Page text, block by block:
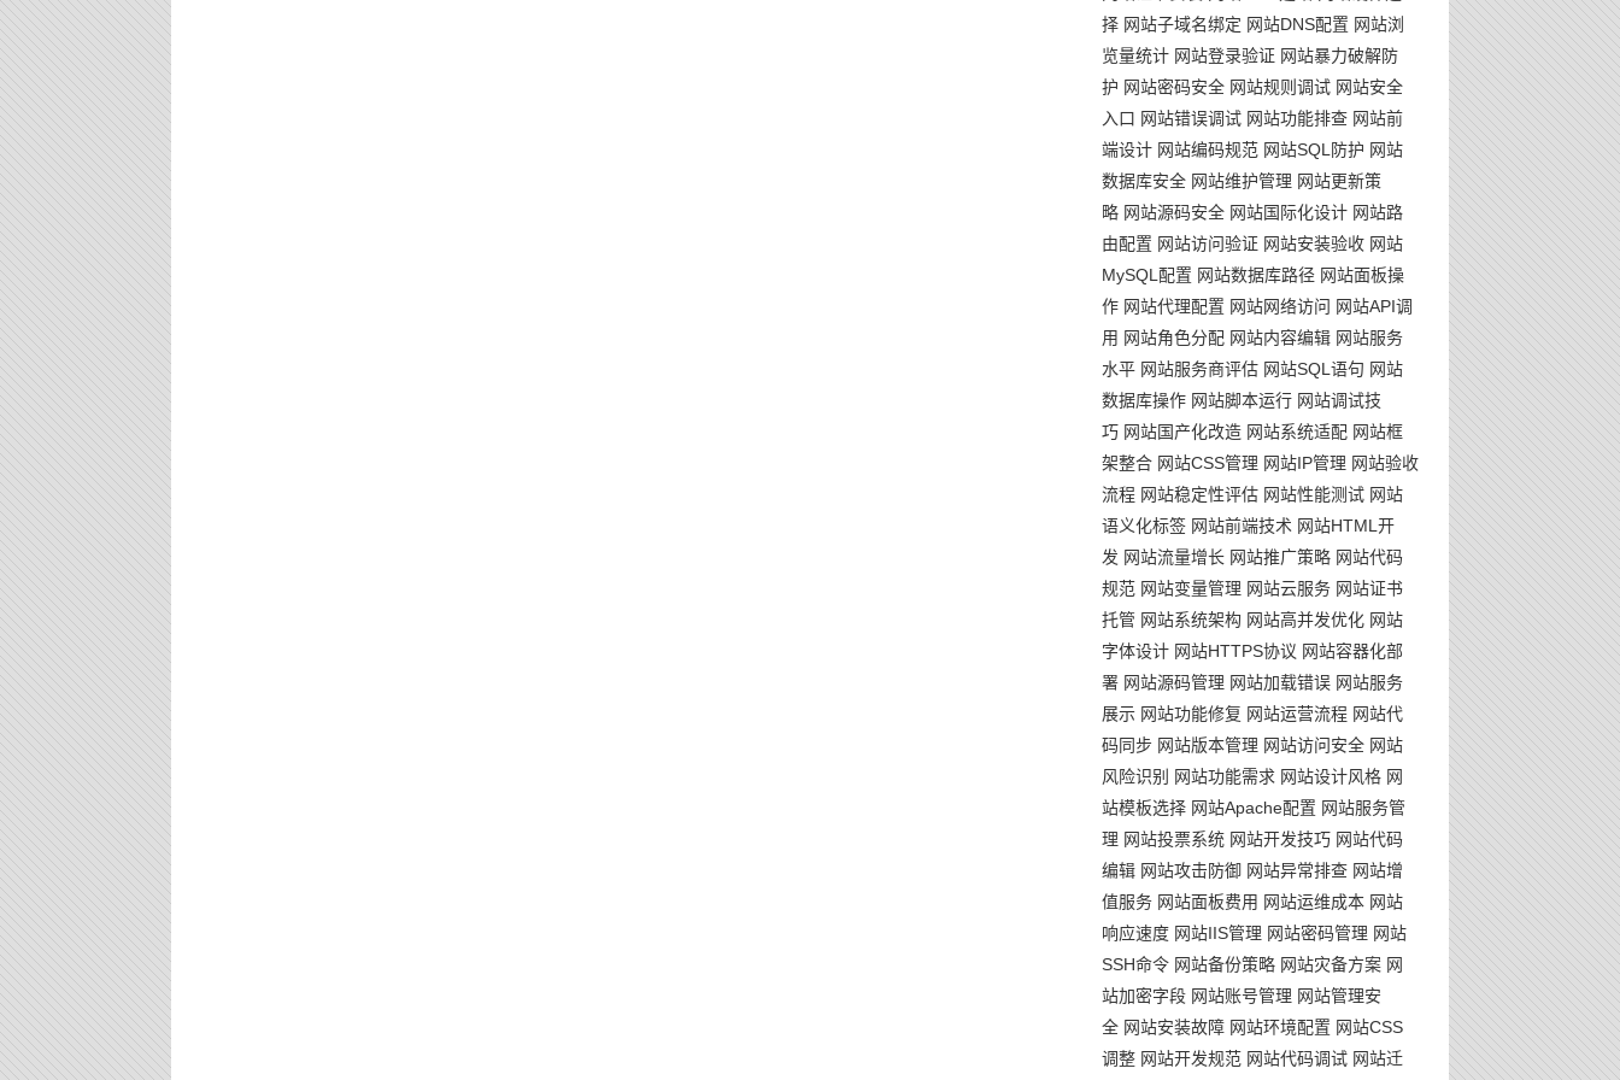
择 网站子域名绑定 网站DNS配置 网站浏
览量统计 网站登录验证 网站暴力破解防
护 网站密码安全 网站规则调试 网站安全
入口 网站错误调试 网站功能排查 网站前
端设计 网站编码规范 网站SQL防护 网站
数据库安全 网站维护管理 网站更新策
略 网站源码安全 网站国际化设计 网站路
由配置 网站访问验证 网站安装验收 网站
MySQL配置 网站数据库路径 网站面板操
作 网站代理配置 网站网络访问 网站API调
用 网站角色分配 网站内容编辑 网站服务
水平 网站服务商评估 网站SQL语句 网站
数据库操作 网站脚本运行 网站调试技
巧 网站国产化改造 网站系统适配 网站框
架整合 网站CSS管理 网站IP管理 网站验收
流程 网站稳定性评估 网站性能测试 网站
语义化标签 网站前端技术 网站HTML开
发 网站流量增长 网站推广策略 网站代码
规范 网站变量管理 网站云服务 网站证书
托管 网站系统架构 网站高并发优化 网站
字体设计 网站HTTPS协议 网站容器化部
署 网站源码管理 网站加载错误 网站服务
展示 网站功能修复 网站运营流程 网站代
码同步 网站版本管理 网站访问安全 网站
风险识别
网站功能需求 网站设计风格 网
站模板选择 网站Apache配置 网站服务管
理 网站投票系统 网站开发技巧 网站代码
编辑 网站攻击防御 网站异常排查 网站增
值服务 网站面板费用 网站运维成本 网站
响应速度 网站IIS管理 网站密码管理 网站
SSH命令 网站备份策略 网站灾备方案 网
站加密字段 网站账号管理 网站管理安
全 网站安装故障 网站环境配置 网站CSS
调整 网站开发规范 网站代码调试 网站迁